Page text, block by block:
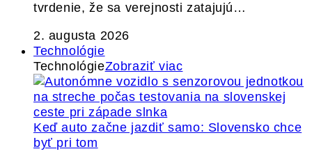
tvrdenie, že sa verejnosti zatajujú…
2. augusta 2026
Technológie
TechnológieZobraziť viac
Keď auto začne jazdiť samo: Slovensko chce
byť pri tom